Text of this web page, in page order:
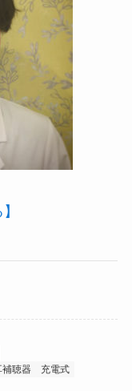
補聴器
充電式